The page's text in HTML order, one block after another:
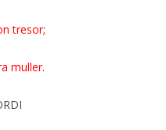
tresor;
muller.